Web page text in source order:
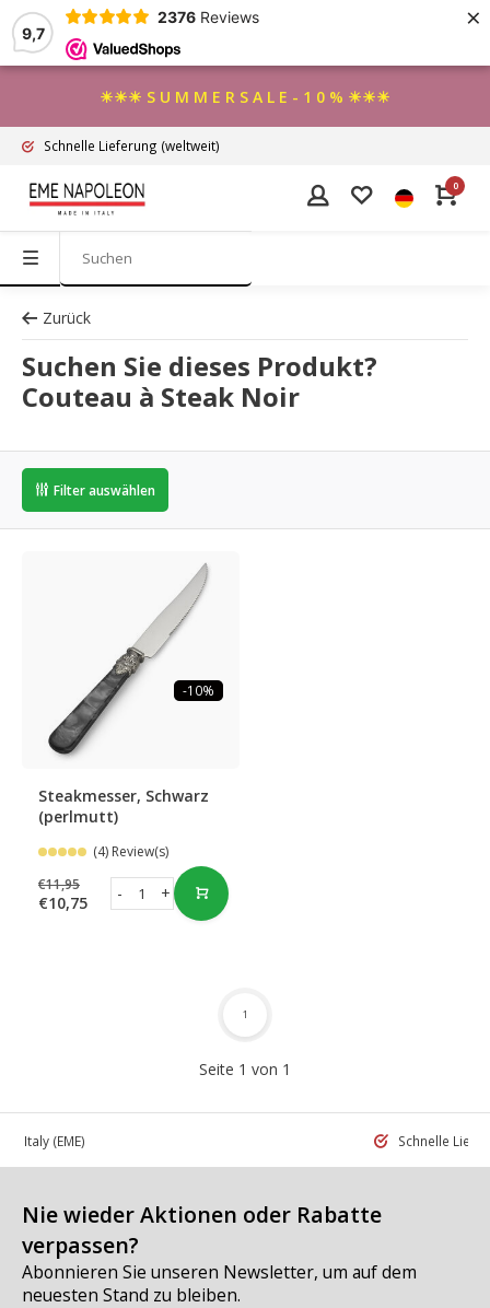
9,7
2376 Reviews ×
☀☀☀ S U M M E R S A L E - 1 0 % ☀☀☀
Schnelle Lieferung (weltweit)
0
Zurück
Suchen Sie dieses Produkt?
Couteau à Steak Noir
Filter auswählen
-10%
Steakmesser, Schwarz
(perlmutt)
(4) Review(s)
€11,95
€10,75 +
-
Seite 1 von 1
1
in Italy (EME) Schnelle
Nie wieder Aktionen oder Rabatte
verpassen?
Abonnieren Sie unseren Newsletter, um auf dem
neuesten Stand zu bleiben.